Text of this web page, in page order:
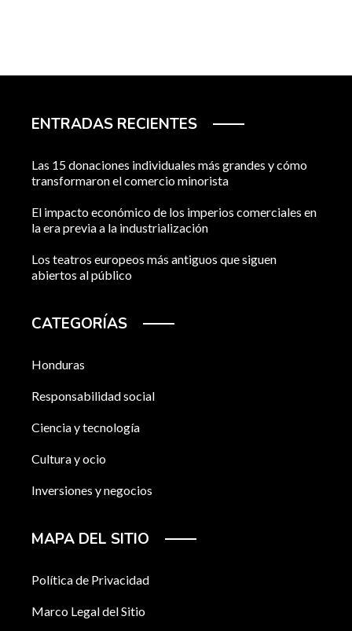
ENTRADAS RECIENTES
Las 15 donaciones individuales más grandes y cómo
transformaron el comercio minorista
El impacto económico de los imperios comerciales en
la era previa a la industrialización
Los teatros europeos más antiguos que siguen
abiertos al público
CATEGORÍAS
Honduras
Responsabilidad social
Ciencia y tecnología
Cultura y ocio
Inversiones y negocios
MAPA DEL SITIO
Política de Privacidad
Marco Legal del Sitio